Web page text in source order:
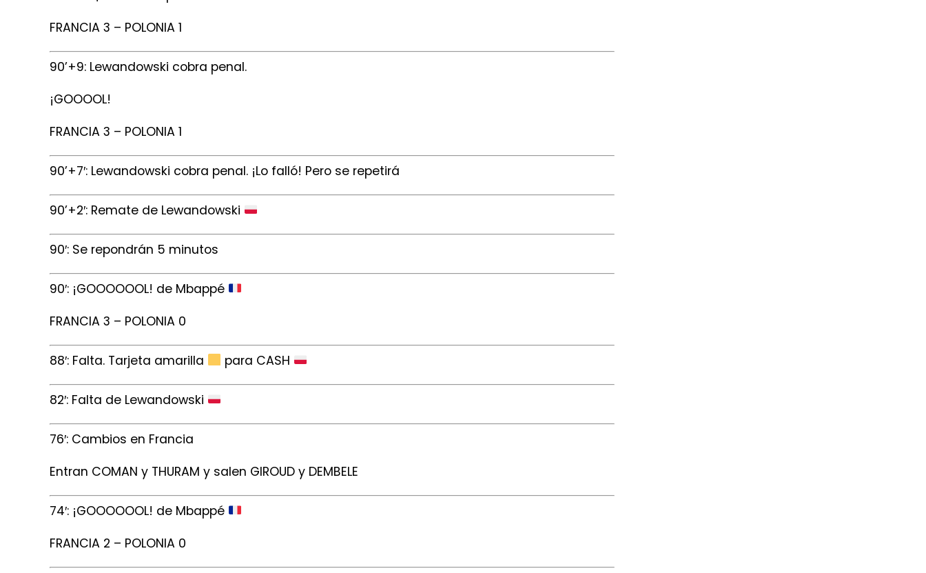
FRANCIA 3 – POLONIA 1
90’+9: Lewandowski cobra penal.
¡GOOOOL!
FRANCIA 3 – POLONIA 1
90’+7′: Lewandowski cobra penal. ¡Lo falló! Pero se repetirá
90’+2′: Remate de Lewandowski
90′: Se repondrán 5 minutos
90′: ¡GOOOOOOL! de Mbappé
FRANCIA 3 – POLONIA 0
88′: Falta. Tarjeta amarilla para CASH
82′: Falta de Lewandowski
76′: Cambios en Francia
Entran COMAN y THURAM y salen GIROUD y DEMBELE
74′: ¡GOOOOOOL! de Mbappé
FRANCIA 2 – POLONIA 0